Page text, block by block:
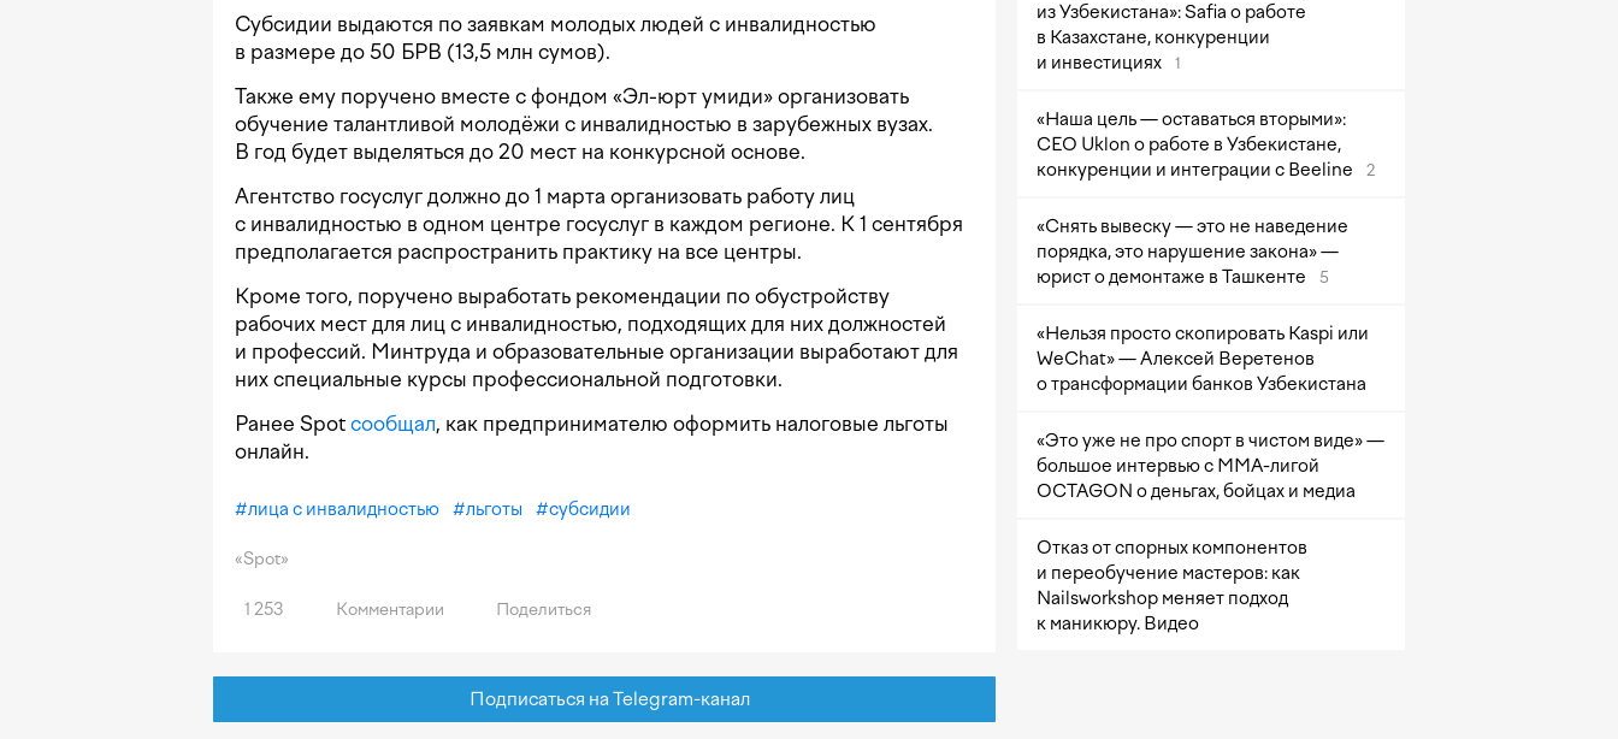
Субсидии выдаются по заявкам молодых людей с инвалидностью
в размере до 50 БРВ (13,5 млн сумов).
Также ему поручено вместе с фондом «Эл-юрт умиди» организовать
обучение талантливой молодёжи с инвалидностью в зарубежных вузах.
В год будет выделяться до 20 мест на конкурсной основе.
Агентство госуслуг должно до 1 марта организовать работу лиц
с инвалидностью в одном центре госуслуг в каждом регионе. К 1 сентября
предполагается распространить практику на все центры.
Кроме того, поручено выработать рекомендации по обустройству
рабочих мест для лиц с инвалидностью, подходящих для них должностей
и профессий. Минтруда и образовательные организации выработают для
них специальные курсы профессиональной подготовки.
Ранее Spot сообщал, как предпринимателю оформить налоговые льготы
онлайн.
#лица с инвалидностью #льготы #субсидии
«Spot»
1 253 Комментарии Поделиться
Подписаться на Telegram-канал
из Узбекистана»: Safia о работе
в Казахстане, конкуренции
и инвестициях
1
«Наша цель — оставаться вторыми»:
CEO Uklon о работе в Узбекистане,
конкуренции и интеграции с Beeline
2
«Снять вывеску — это не наведение
порядка, это нарушение закона» —
юрист о демонтаже в Ташкенте
5
«Нельзя просто скопировать Kaspi или
WeChat» — Алексей Веретенов
о трансформации банков Узбекистана
«Это уже не про спорт в чистом виде» —
большое интервью с ММА-лигой
OCTAGON о деньгах, бойцах и медиа
Отказ от спорных компонентов
и переобучение мастеров: как
Nailsworkshop меняет подход
к маникюру. Видео